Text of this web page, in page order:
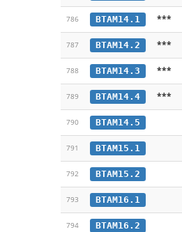
786 BTAM14.1 ***
787 BTAM14.2 ***
788 BTAM14.3 ***
789 BTAM14.4 ***
790 BTAM14.5
791 BTAM15.1
792 BTAM15.2
793 BTAM16.1
794 BTAM16.2